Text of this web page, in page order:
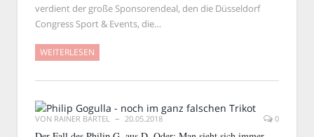
verdient der große Sponsorendeal, den die Düsseldorf
Congress Sport & Events, die…
WEITERLESEN
VON RAINER BARTEL 20.05.2018 0